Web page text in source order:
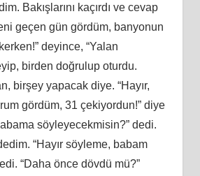
Bakışlarını kaçırdı ve cevap
geçen gün gördüm, banyonun
deyince, “Yalan
birden doğrulup oturdu.
birşey yapacak diye. “Hayır,
gördüm, 31 çekiyordun!” diye
söyleyecekmisin?” dedi.
“Hayır söyleme, babam
“Daha önce dövdü mü?”